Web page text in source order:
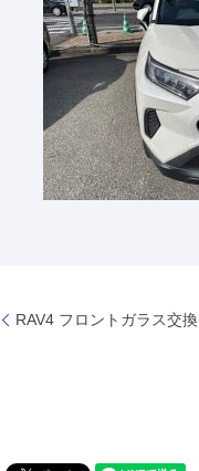
RAV4 フロントガラス交換